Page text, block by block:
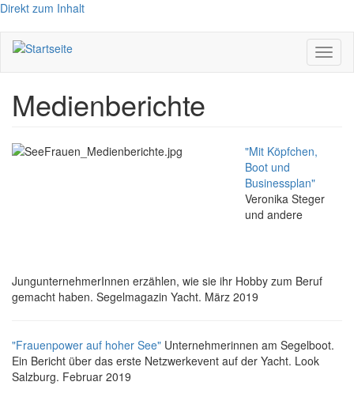
Direkt zum Inhalt
Medienberichte
"Mit Köpfchen,
Boot und
Businessplan"
Veronika Steger
und andere
JungunternehmerInnen erzählen, wie sie ihr Hobby zum Beruf
gemacht haben. Segelmagazin Yacht. März 2019
"Frauenpower auf hoher See" Unternehmerinnen am Segelboot.
Ein Bericht über das erste Netzwerkevent auf der Yacht. Look
Salzburg. Februar 2019